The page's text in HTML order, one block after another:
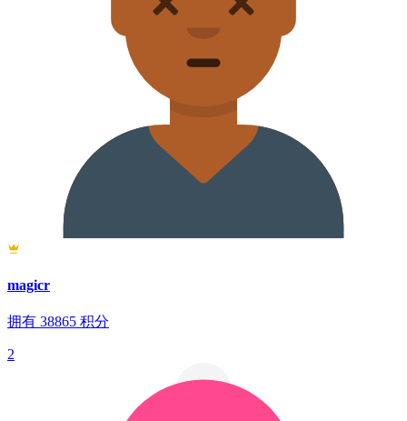
magicr
拥有 38865 积分
2